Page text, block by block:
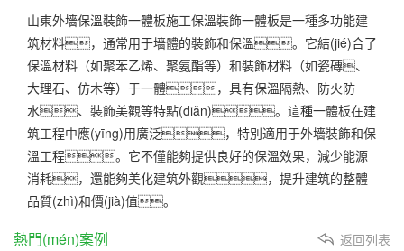
山東外墻保溫裝飾一體板施工保溫裝飾一體板是一種多功能建
筑材料，通常用于墻體的裝飾和保溫。它結(jié)合了
保溫材料（如聚苯乙烯、聚氨酯等）和裝飾材料（如瓷磚、
大理石、仿木等）于一體，具有保溫隔熱、防火防
水、裝飾美觀等特點(diǎn)。這種一體板在建
筑工程中應(yīng)用廣泛，特別適用于外墻裝飾和保
溫工程。它不僅能夠提供良好的保溫效果，減少能源
消耗，還能夠美化建筑外觀，提升建筑的整體
品質(zhì)和價(jià)值。
返回列表
熱門(mén)案例